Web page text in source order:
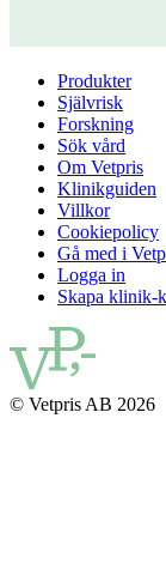
Produkter
Självrisk
Forskning
Sök vård
Om Vetpris
Klinikguiden
Villkor
Cookiepolicy
Gå med i
Logga in
Skapa klinik-
© Vetpris AB 2026